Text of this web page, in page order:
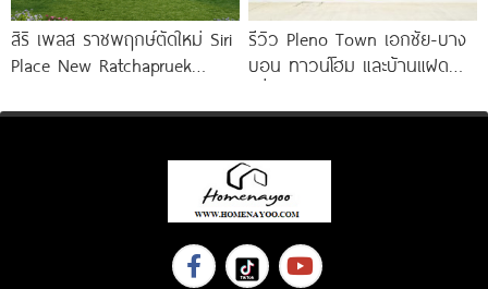
สิริ เพลส ราชพฤกษ์ตัดใหม่ Siri
Place New Ratchapruek
รีวิว Pleno Town เอกชัย-บาง
บอน ทาวน์โฮม และบ้านแฝด
Central 2